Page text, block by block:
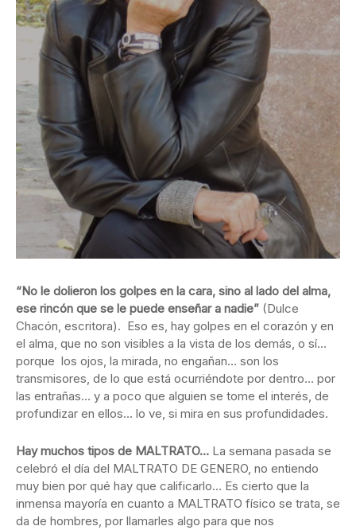
“No le dolieron los golpes en la cara, sino al lado del alma,
ese rincón que se le puede enseñar a nadie” (Dulce
Chacón, escritora). Eso es, hay golpes en el corazón y en
el alma, que no son visibles a la vista de los demás, o sí…
porque los ojos, la mirada, no engañan… son los
transmisores, de lo que está ocurriéndote por dentro… por
las entrañas… y a poco que alguien se tome el interés, de
profundizar en ellos… lo ve, si mira en sus profundidades.
Hay muchos tipos de MALTRATO… La semana pasada se
celebró el día del MALTRATO DE GENERO, no entiendo
muy bien por qué hay que calificarlo… Es cierto que la
inmensa mayoría en cuanto a MALTRATO físico se trata, se
da de hombres, por llamarles algo para que nos